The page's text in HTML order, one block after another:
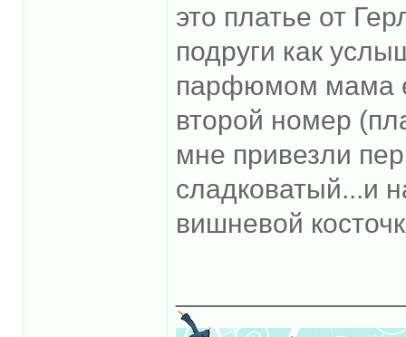
это платье от
подруги как
парфюмом мама
второй номер
мне привезли
сладковатый...и
вишневой